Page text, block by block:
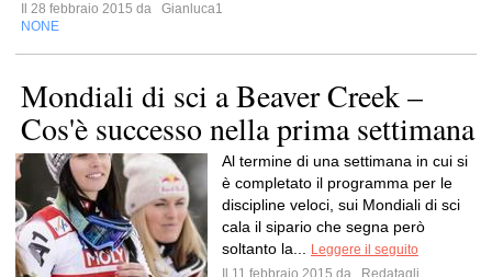
Il 28 febbraio 2015 da
Gianluca1
NONE
Mondiali di sci a Beaver Creek –
Cos'è successo nella prima settimana
Al termine di una settimana in cui si
è completato il programma per le
discipline veloci, sui Mondiali di sci
cala il sipario che segna però
soltanto la...
Leggere il seguito
Il 11 febbraio 2015 da
Redatagli